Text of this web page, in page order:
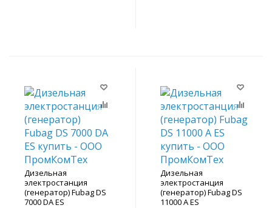
Дизельная
электростанция
(генератор) Fubag DS
7000 DA ES
Дизельная
электростанция
(генератор) Fubag DS
11000 A ES